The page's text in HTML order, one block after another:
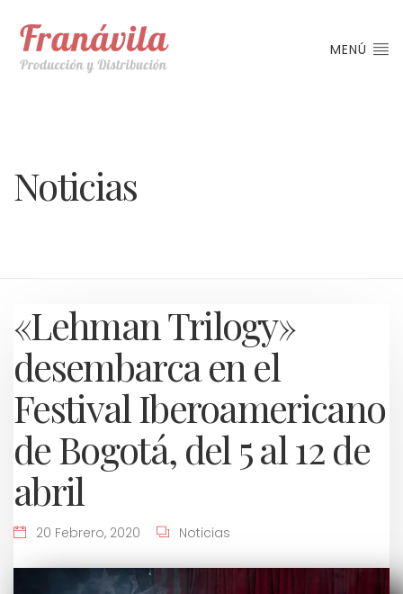
MENÚ
Noticias
«Lehman Trilogy»
desembarca en el
Festival Iberoamericano
de Bogotá, del 5 al 12 de
abril
20 Febrero, 2020 Noticias